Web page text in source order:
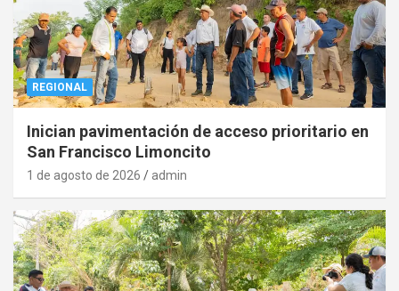
REGIONAL
Inician pavimentación de acceso prioritario en
San Francisco Limoncito
1 de agosto de 2026 admin